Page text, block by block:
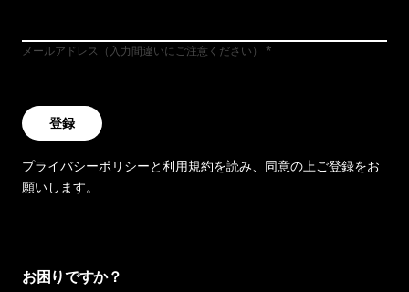
メールアドレス（入力間違いにご注意ください）
登録
プライバシーポリシーと利用規約を読み、同意の上ご登録をお
願いします。
お困りですか？